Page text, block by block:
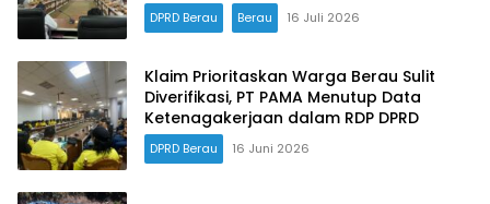
DPRD Berau Berau 16 Juli 2026
Klaim Prioritaskan Warga Berau Sulit
Diverifikasi, PT PAMA Menutup Data
Ketenagakerjaan dalam RDP DPRD
DPRD Berau 16 Juni 2026